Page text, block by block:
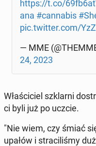
https://t.co/
ana #can­na­bis
pic.twitter.com/
— MME
24, 2023
Wła­ści­ciel szklar­ni
ci byli już po uczcie.
"Nie wiem, czy śmiać
upałów i stra­ci­li­śmy